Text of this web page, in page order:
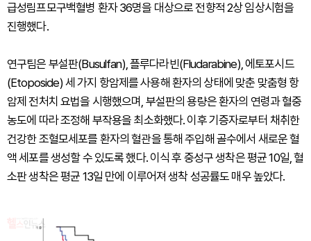
급성림프모구백혈병 환자 36명을 대상으로 전향적 2상 임상시험을
진행했다.
연구팀은 부설판(Busulfan), 플루다라빈(Fludarabine), 에토포시드
(Etoposide) 세 가지 항암제를 사용해 환자의 상태에 맞춘 맞춤형 항
암제 전처치 요법을 시행했으며, 부설판의 용량은 환자의 연령과 혈중
농도에 따라 조정해 부작용을 최소화했다. 이후 기증자로부터 채취한
건강한 조혈모세포를 환자의 혈관을 통해 주입해 골수에서 새로운 혈
액 세포를 생성할 수 있도록 했다. 이식 후 중성구 생착은 평균 10일, 혈
소판 생착은 평균 13일 만에 이루어져 생착 성공률도 매우 높았다.